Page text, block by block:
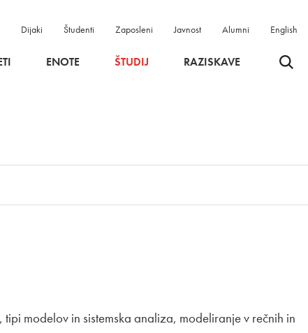
Dijaki Študenti Zaposleni Javnost Alumni English
ENOTE ŠTUDIJ RAZISKAVE Odpri
modelov in sistemska analiza, modeliranje v rečnih in